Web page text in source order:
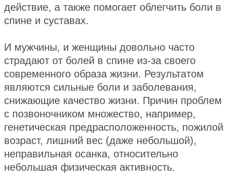
действие, а также помогает облегчить боли в
спине и суставах.
И мужчины, и женщины довольно часто
страдают от болей в спине из-за своего
современного образа жизни. Результатом
являются сильные боли и заболевания,
снижающие качество жизни. Причин проблем
с позвоночником множество, например,
генетическая предрасположенность, пожилой
возраст, лишний вес (даже небольшой),
неправильная осанка, относительно
небольшая физическая активность.